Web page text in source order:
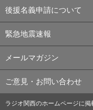
後援名義申請について
緊急地震速報
メールマガジン
ご意見・お問い合わせ
ラジオ関西のホームページに